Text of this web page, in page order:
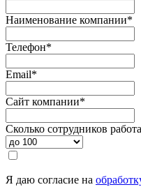
Наименование компании*
Телефон*
Email*
Сайт компании*
Сколько сотрудников
Я даю согласие на